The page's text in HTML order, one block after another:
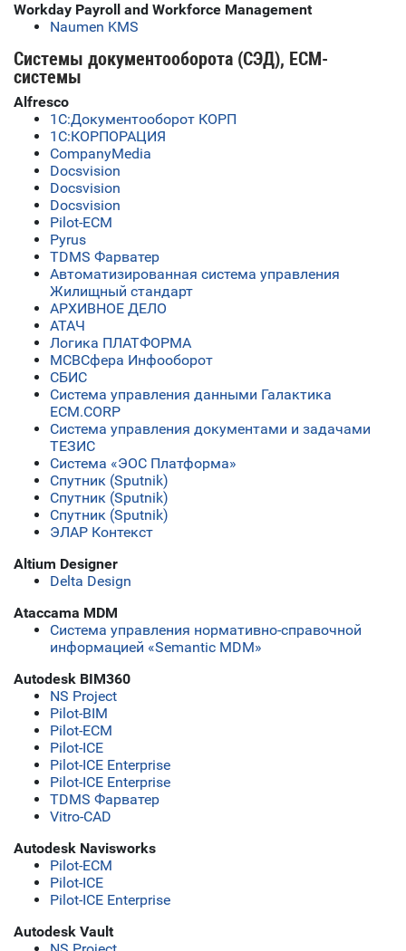
Workday Payroll and Workforce Management
Naumen KMS
Системы документооборота (СЭД), ECM-
системы
Alfresco
1C:Документооборот КОРП
1С:КОРПОРАЦИЯ
CompanyMedia
Docsvision
Docsvision
Docsvision
Pilot-ECM
Pyrus
TDMS Фарватер
Автоматизированная система управления
Жилищный стандарт
АРХИВНОЕ ДЕЛО
АТАЧ
Логика ПЛАТФОРМА
МСВСфера Инфооборот
СБИС
Система управления данными Галактика
ECM.CORP
Система управления документами и задачами
ТЕЗИС
Система «ЭОС Платформа»
Спутник (Sputnik)
Спутник (Sputnik)
Спутник (Sputnik)
ЭЛАР Контекст
Altium Designer
Delta Design
Ataccama MDM
Система управления нормативно-справочной
информацией «Semantic MDM»
Autodesk BIM360
NS Project
Pilot-BIM
Pilot-ECM
Pilot-ICE
Pilot-ICE Enterprise
Pilot-ICE Enterprise
TDMS Фарватер
Vitro-CAD
Autodesk Navisworks
Pilot-ECM
Pilot-ICE
Pilot-ICE Enterprise
Autodesk Vault